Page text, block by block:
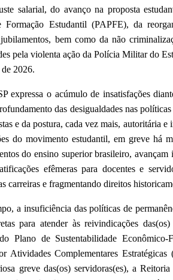
salarial, do avanço na proposta
Formação Estudantil (PAPFE), da
bem como da não
pela violenta ação da Polícia Militar do
2026.
expressa o acúmulo de insatisfações
das desigualdades nas
e da postura, cada vez mais, autoritária
do movimento estudantil, em greve há
do ensino superior brasileiro,
efêmeras para docentes e
carreiras e fragmentando direitos
a insuficiência das políticas de
para atender às reivindicações
Plano de Sustentabilidade
Atividades Complementares
greve das(os) servidoras(es), a